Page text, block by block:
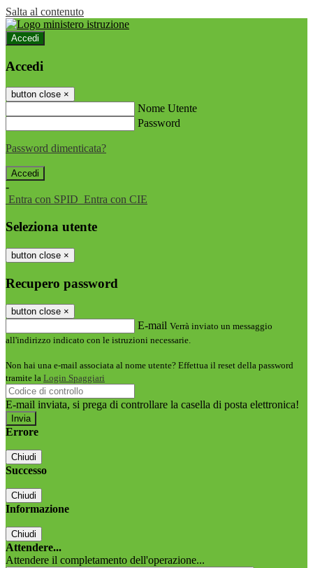
Salta al contenuto
Accedi
Accedi
button close ×
Nome Utente
Password
Password dimenticata?
-
Entra con SPID Entra con CIE
Seleziona utente
button close ×
Recupero password
button close ×
E-mail Verrà inviato un messaggio
all'indirizzo indicato con le istruzioni necessarie.
Non hai una e-mail associata al nome utente? Effettua il reset della password
tramite la Login Spaggiari
E-mail inviata, si prega di controllare la casella di posta elettronica!
Errore
Chiudi
Successo
Chiudi
Informazione
Chiudi
Attendere...
Attendere il completamento dell'operazione...